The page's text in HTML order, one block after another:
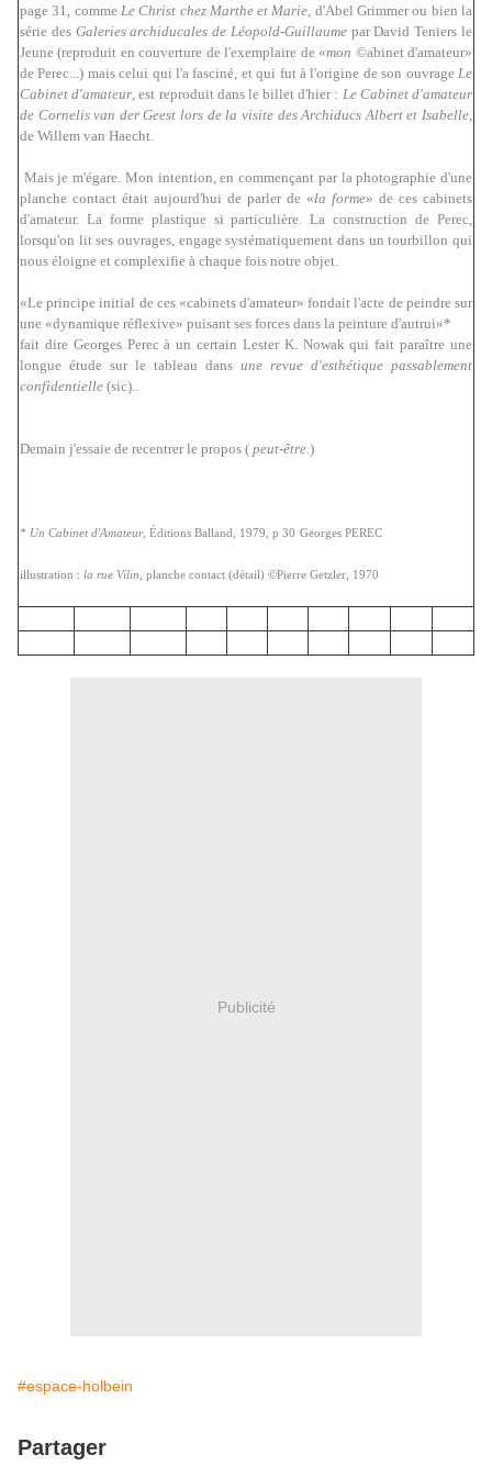
page 31, comme Le Christ chez Marthe et Marie, d'Abel Grimmer ou bien la
série des Galeries archiducales de Léopold-Guillaumepar David Teniers le
Jeune (reproduit en couverture del'exemplaire de «mon ©abinet d'amateur»
de Perec...) mais celui qui l'a fasciné, et qui fut à l'origine de son ouvrage Le
Cabinet d'amateur, est reproduit dans le billet d'hier : Le Cabinet d'amateur
de Cornelis van der Geest lors de la visite des Archiducs Albert et Isabelle,
de Willem van Haecht.
Mais je m'égare. Mon intention, en commençant par la photographie d'une
planche contact était aujourd'hui de parler de «la forme» de ces cabinets
d'amateur. La forme plastique si particulière. La construction de Perec,
lorsqu'on lit ses ouvrages, engage systématiquement dans un tourbillon qui
nous éloigne et complexifie à chaque fois notre objet.
«Le principe initial de ces «cabinets d'amateur» fondait l'acte de peindre sur
une «dynamique réflexive» puisant ses forces dans la peinture d'autrui»*
fait dire Georges Perec à un certain Lester K. Nowak qui fait paraître une
longue étude sur le tableau dans une revue d'esthétique passablement
confidentielle (sic)..
Demain j'essaie de recentrer le propos ( peut-être.)
* Un Cabinet d'Amateur, Éditions Balland, 1979, p 30 Georges PEREC
illustration : la rue Vilin , planche contact (détail) ©Pierre Getzler, 1970
Publicité
#espace-holbein
Partager